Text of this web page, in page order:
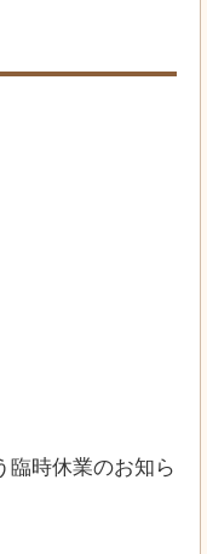
臨時休業のお知ら